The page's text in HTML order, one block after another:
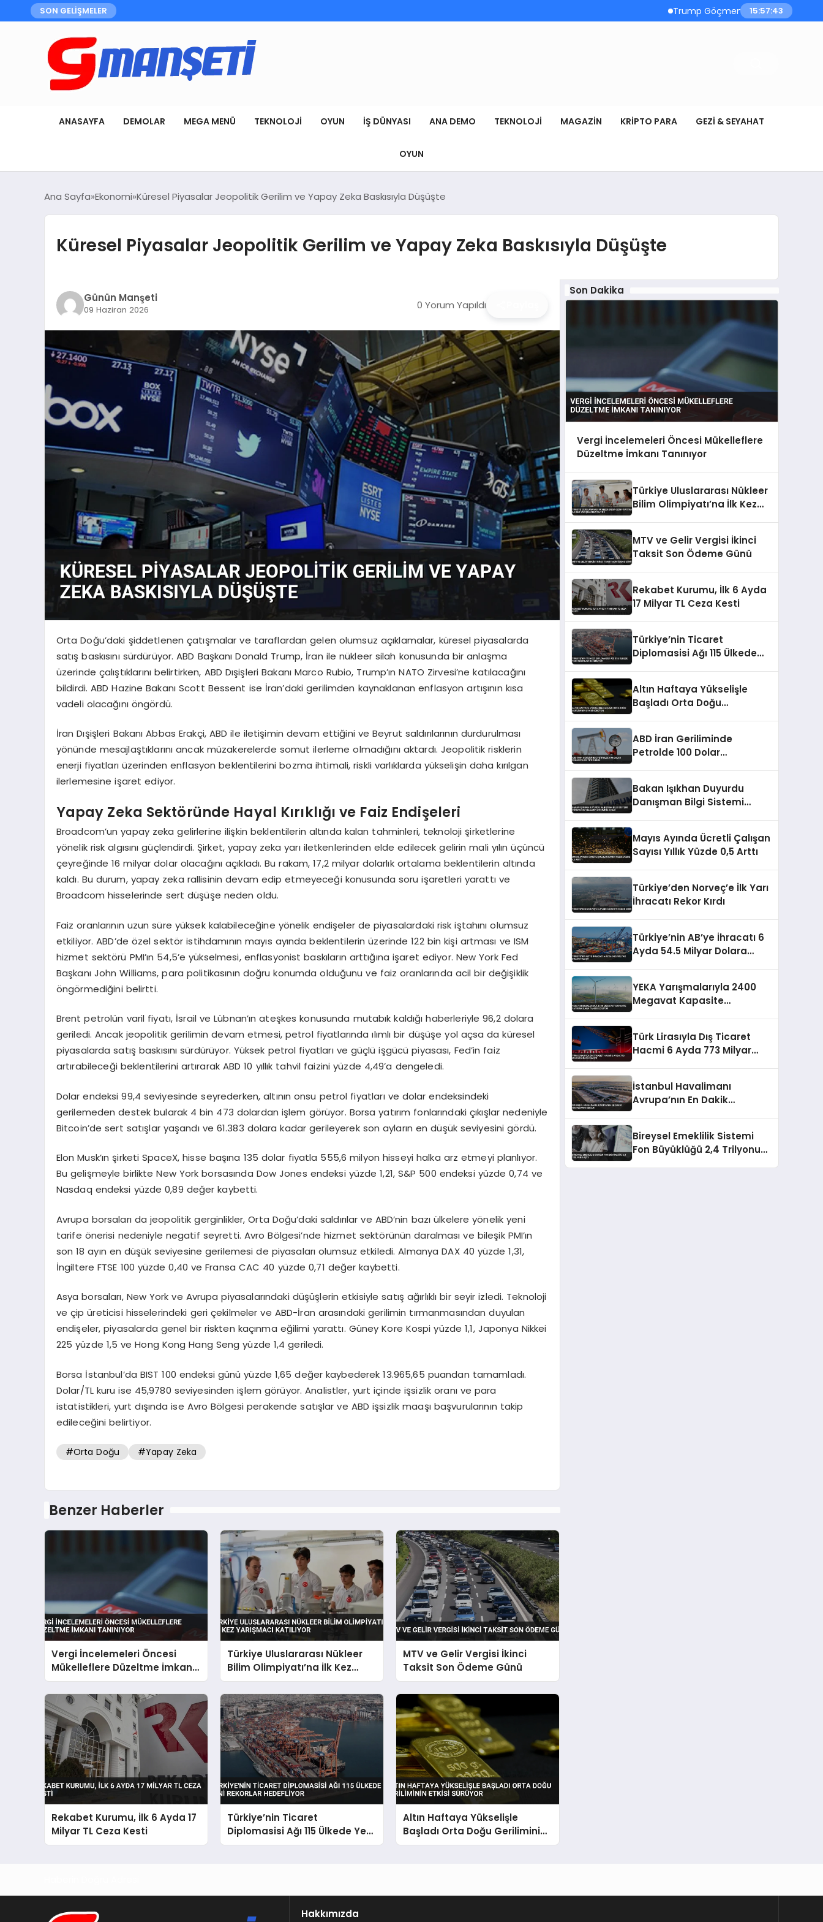
SON GELİŞMELER Trump Göçmen Kamyon Şoförleri Yerine
15:57:44
ANASAYFA DEMOLAR MEGA MENÜ TEKNOLOJI OYUN İŞ DÜNYASI ANA DEMO TEKNOLOJI MAGAZIN KRIPTO PARA GEZI & SEYAHAT
OYUN
Ana Sayfa Ekonomi Küresel Piyasalar Jeopolitik Gerilim ve Yapay Zeka Baskısıyla Düşüşte
Küresel Piyasalar Jeopolitik Gerilim ve Yapay Zeka Baskısıyla Düşüşte
Günün Manşeti
09 Haziran 2026 0 Yorum Yapıldı
Orta Doğu’daki şiddetlenen çatışmalar ve taraflardan gelen olumsuz açıklamalar, küresel piyasalarda
satış baskısını sürdürüyor. ABD Başkanı Donald Trump, İran ile nükleer silah konusunda bir anlaşma
üzerinde çalıştıklarını belirtirken, ABD Dışişleri Bakanı Marco Rubio, Trump’ın NATO Zirvesi’ne katılacağını
bildirdi. ABD Hazine Bakanı Scott Bessent ise İran’daki gerilimden kaynaklanan enflasyon artışının kısa
vadeli olacağını öngördü.
İran Dışişleri Bakanı Abbas Erakçi, ABD ile iletişimin devam ettiğini ve Beyrut saldırılarının durdurulması
yönünde mesajlaştıklarını ancak müzakerelerde somut ilerleme olmadığını aktardı. Jeopolitik risklerin
enerji fiyatları üzerinden enflasyon beklentilerini bozma ihtimali, riskli varlıklarda yükselişin daha kırılgan
ilerlemesine işaret ediyor.
Yapay Zeka Sektöründe Hayal Kırıklığı ve Faiz Endişeleri
Broadcom’un yapay zeka gelirlerine ilişkin beklentilerin altında kalan tahminleri, teknoloji şirketlerine
yönelik risk algısını güçlendirdi. Şirket, yapay zeka yarı iletkenlerinden elde edilecek gelirin mali yılın üçüncü
çeyreğinde 16 milyar dolar olacağını açıkladı. Bu rakam, 17,2 milyar dolarlık ortalama beklentilerin altında
kaldı. Bu durum, yapay zeka rallisinin devam edip etmeyeceği konusunda soru işaretleri yarattı ve
Broadcom hisselerinde sert düşüşe neden oldu.
Faiz oranlarının uzun süre yüksek kalabileceğine yönelik endişeler de piyasalardaki risk iştahını olumsuz
etkiliyor. ABD’de özel sektör istihdamının mayıs ayında beklentilerin üzerinde 122 bin kişi artması ve ISM
hizmet sektörü PMI’ın 54,5’e yükselmesi, enflasyonist baskıların arttığına işaret ediyor. New York Fed
Başkanı John Williams, para politikasının doğru konumda olduğunu ve faiz oranlarında acil bir değişiklik
öngörmediğini belirtti.
Brent petrolün varil fiyatı, İsrail ve Lübnan’ın ateşkes konusunda mutabık kaldığı haberleriyle 96,2 dolara
geriledi. Ancak jeopolitik gerilimin devam etmesi, petrol fiyatlarında ılımlı bir düşüşe yol açsa da küresel
piyasalarda satış baskısını sürdürüyor. Yüksek petrol fiyatları ve güçlü işgücü piyasası, Fed’in faiz
artırabileceği beklentilerini artırarak ABD 10 yıllık tahvil faizini yüzde 4,49’a dengeledi.
Dolar endeksi 99,4 seviyesinde seyrederken, altının onsu petrol fiyatları ve dolar endeksindeki
gerilemeden destek bularak 4 bin 473 dolardan işlem görüyor. Borsa yatırım fonlarındaki çıkışlar nedeniyle
Bitcoin’de sert satışlar yaşandı ve 61.383 dolara kadar gerileyerek son ayların en düşük seviyesini gördü.
Elon Musk’ın şirketi SpaceX, hisse başına 135 dolar fiyatla 555,6 milyon hisseyi halka arz etmeyi planlıyor.
Bu gelişmeyle birlikte New York borsasında Dow Jones endeksi yüzde 1,21, S&P 500 endeksi yüzde 0,74 ve
Nasdaq endeksi yüzde 0,89 değer kaybetti.
Avrupa borsaları da jeopolitik gerginlikler, Orta Doğu’daki saldırılar ve ABD’nin bazı ülkelere yönelik yeni
tarife önerisi nedeniyle negatif seyretti. Avro Bölgesi’nde hizmet sektörünün daralması ve bileşik PMI’ın
son 18 ayın en düşük seviyesine gerilemesi de piyasaları olumsuz etkiledi. Almanya DAX 40 yüzde 1,31,
İngiltere FTSE 100 yüzde 0,40 ve Fransa CAC 40 yüzde 0,71 değer kaybetti.
Asya borsaları, New York ve Avrupa piyasalarındaki düşüşlerin etkisiyle satış ağırlıklı bir seyir izledi. Teknoloji
ve çip üreticisi hisselerindeki geri çekilmeler ve ABD-İran arasındaki gerilimin tırmanmasından duyulan
endişeler, piyasalarda genel bir riskten kaçınma eğilimi yarattı. Güney Kore Kospi yüzde 1,1, Japonya Nikkei
225 yüzde 1,5 ve Hong Kong Hang Seng yüzde 1,4 geriledi.
Borsa İstanbul’da BIST 100 endeksi günü yüzde 1,65 değer kaybederek 13.965,65 puandan tamamladı.
Dolar/TL kuru ise 45,9780 seviyesinden işlem görüyor. Analistler, yurt içinde işsizlik oranı ve para
istatistikleri, yurt dışında ise Avro Bölgesi perakende satışlar ve ABD işsizlik maaşı başvurularının takip
edileceğini belirtiyor.
#Orta Doğu #Yapay Zeka
Benzer Haberler
Vergi İncelemeleri Öncesi
Mükelleflere Düzeltme İmkanı
Tanınıyor
Türkiye Uluslararası Nükleer
Bilim Olimpiyatı’na İlk Kez
Yarışmacı Katılıyor
MTV ve Gelir Vergisi İkinci
Taksit Son Ödeme Günü
Rekabet Kurumu, İlk 6 Ayda 17
Milyar TL Ceza Kesti
Türkiye’nin Ticaret
Diplomasisi Ağı 115 Ülkede Yeni
Rekorlar Hedefliyor
Altın Haftaya Yükselişle
Başladı Orta Doğu Geriliminin
Etkisi Sürüyor
Son Dakika
Vergi İncelemeleri Öncesi Mükelleflere
Düzeltme İmkanı Tanınıyor
Türkiye Uluslararası Nükleer
Bilim Olimpiyatı’na İlk Kez
MTV ve Gelir Vergisi İkinci
Taksit Son Ödeme Günü
Rekabet Kurumu, İlk 6 Ayda
17 Milyar TL Ceza Kesti
Türkiye’nin Ticaret
Diplomasisi Ağı 115 Ülkede
Altın Haftaya Yükselişle
Başladı Orta Doğu
ABD İran Geriliminde
Petrolde 100 Dolar
Bakan Işıkhan Duyurdu
Danışman Bilgi Sistemi
Mayıs Ayında Ücretli Çalışan
Sayısı Yıllık Yüzde 0,5 Arttı
Türkiye’den Norveç’e İlk Yarı
İhracatı Rekor Kırdı
Türkiye’nin AB’ye İhracatı 6
Ayda 54.5 Milyar Dolara
YEKA Yarışmalarıyla 2400
Megavat Kapasite
Türk Lirasıyla Dış Ticaret
Hacmi 6 Ayda 773 Milyar
İstanbul Havalimanı
Avrupa’nın En Dakik
Bireysel Emeklilik Sistemi
Fon Büyüklüğü 2,4 Trilyonu
Hakkımızda